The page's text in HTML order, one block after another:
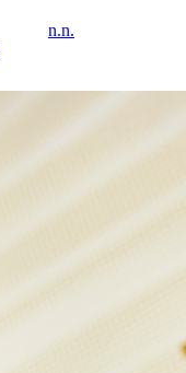
n.n.